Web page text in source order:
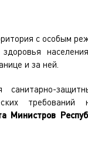
с особым
и за ней.
санитарно-
Министров